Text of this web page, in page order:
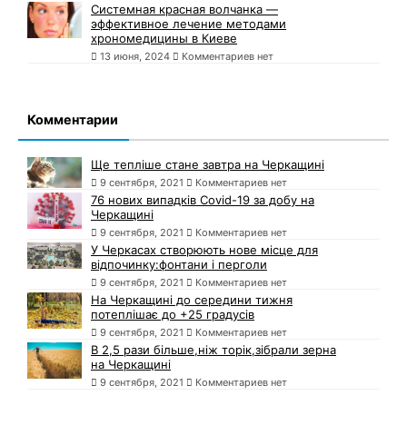
Системная красная волчанка —
эффективное лечение методами
хрономедицины в Киеве
13 июня, 2024 Комментариев нет
Комментарии
Ще тепліше стане завтра на Черкащині
9 сентября, 2021 Комментариев нет
76 нових випадків Covid-19 за добу на
Черкащині
9 сентября, 2021 Комментариев нет
У Черкасах створюють нове місце для
відпочинку:фонтани і перголи
9 сентября, 2021 Комментариев нет
На Черкащині до середини тижня
потеплішає до +25 градусів
9 сентября, 2021 Комментариев нет
В 2,5 рази більше,ніж торік,зібрали зерна
на Черкащині
9 сентября, 2021 Комментариев нет